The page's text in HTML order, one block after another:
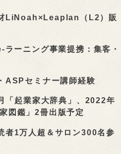
LiNoah×Leaplan（L2）販
ラーニング事業提携：集客・
ASPセミナー講師経験
「起業家大辞典」、2022年
図鑑」2冊出版予定
者1万人超＆サロン300名参